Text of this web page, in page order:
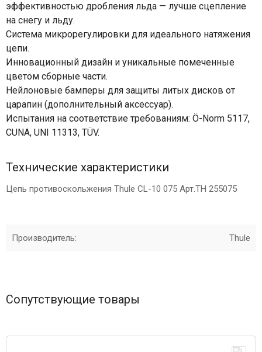
эффективностью дробления льда — лучше сцепление
на снегу и льду.
Система микрорегулировки для идеального натяжения
цепи.
Инновационный дизайн и уникальные помеченные
цветом сборные части.
Нейлоновые бамперы для защиты литых дисков от
царапин (дополнительный аксессуар).
Испытания на соответствие требованиям: Ö-Norm 5117,
CUNA, UNI 11313, TÜV.
Технические характеристики
Цепь противоскольжения Thule CL-10 075 Арт.TH 255075
Производитель: Thule
Сопутствующие товары